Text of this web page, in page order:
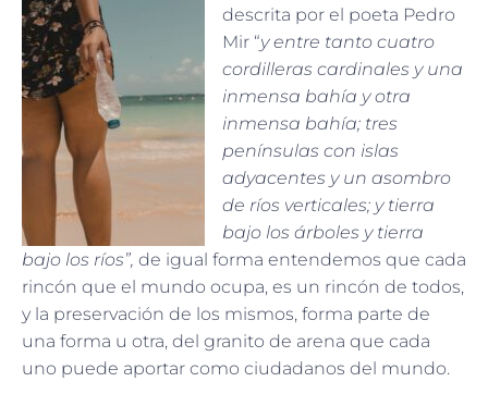
descrita por el poeta Pedro
Mir “y entre tanto cuatro
cordilleras cardinales y una
inmensa bahía y otra
inmensa bahía; tres
penínsulas con islas
adyacentes y un asombro
de ríos verticales; y tierra
bajo los árboles y tierra
bajo los ríos”, de igual forma entendemos que cada
rincón que el mundo ocupa, es un rincón de todos,
y la preservación de los mismos, forma parte de
una forma u otra, del granito de arena que cada
uno puede aportar como ciudadanos del mundo.